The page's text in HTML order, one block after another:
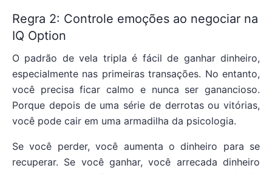
Regra 2: Controle emoções ao negociar na
IQ Option
O padrão de vela tripla é fácil de ganhar dinheiro,
especialmente nas primeiras transações. No entanto,
você precisa ficar calmo e nunca ser ganancioso.
Porque depois de uma série de derrotas ou vitórias,
você pode cair em uma armadilha da psicologia.
Se você perder, você aumenta o dinheiro para se
recuperar. Se você ganhar, você arrecada dinheiro